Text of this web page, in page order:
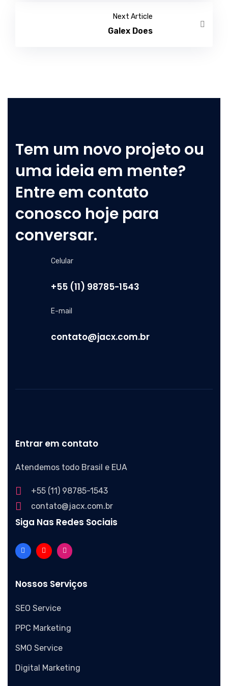
Next Article
Galex Does
Tem um novo projeto ou
uma ideia em mente?
Entre em contato
conosco hoje para
conversar.
Celular
+55 (11) 98785-1543
E-mail
contato@jacx.com.br
Entrar em contato
Atendemos todo Brasil e EUA
+55 (11) 98785-1543
contato@jacx.com.br
Siga Nas Redes Sociais
Nossos Serviços
SEO Service
PPC Marketing
SMO Service
Digital Marketing